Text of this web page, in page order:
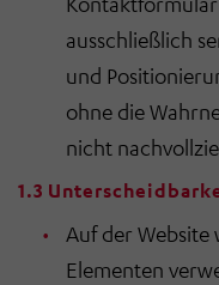
ausschließlich
und
ohne die
nicht
1.3
Auf der
Elementen